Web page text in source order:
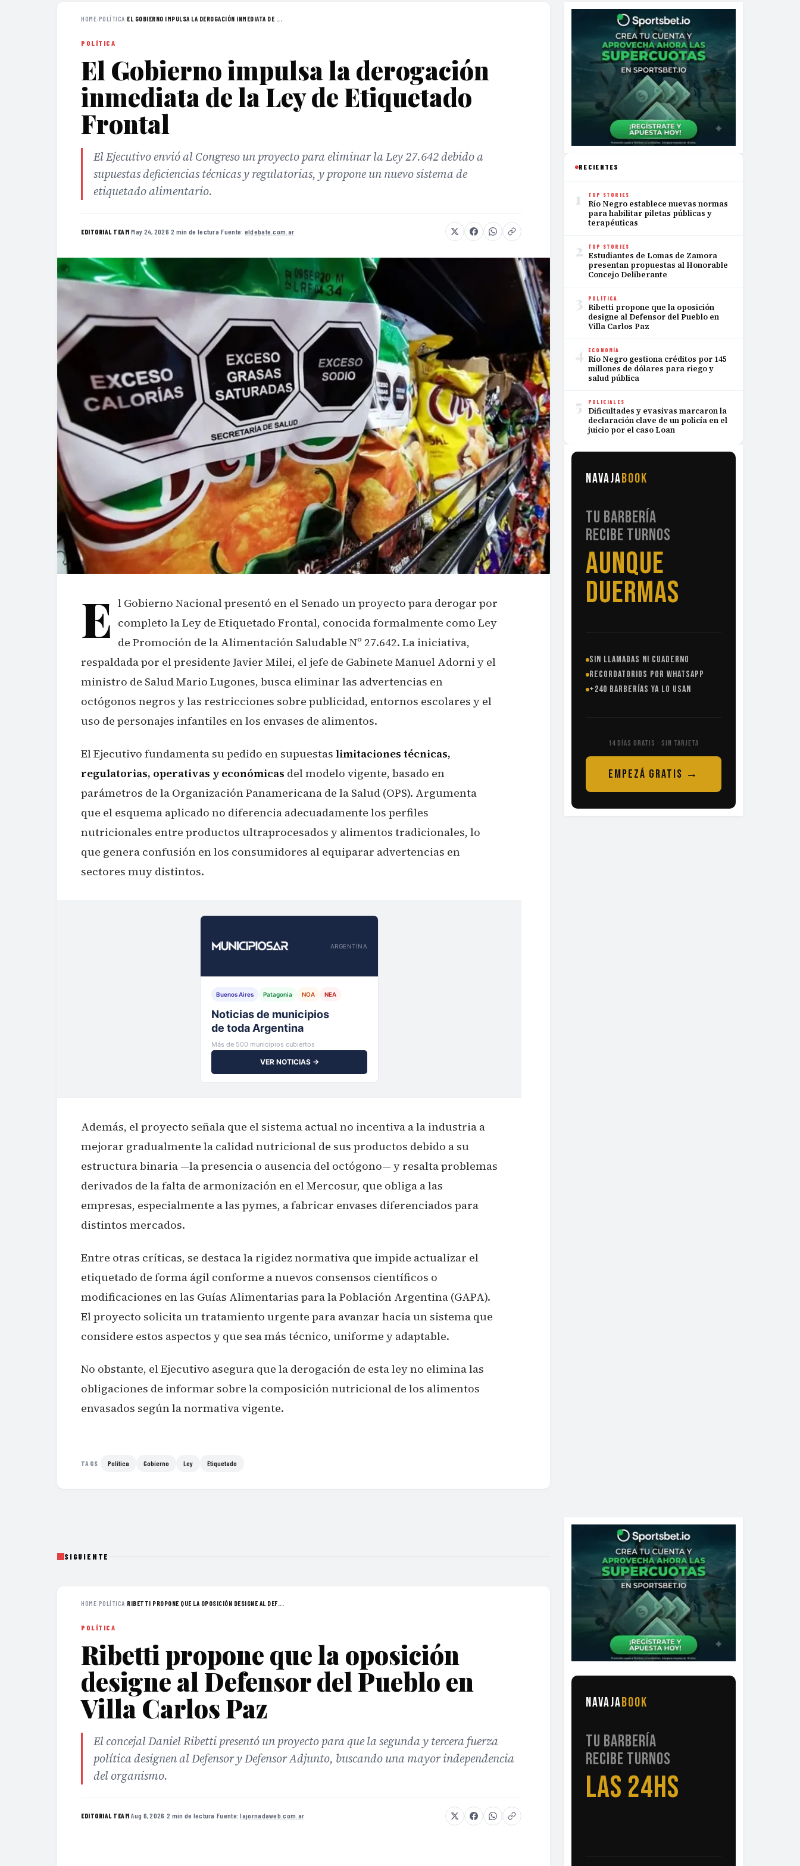
HOME›POLÍTICA›EL GOBIERNO IMPULSA LA DEROGACIÓN INMEDIATA DE ...
POLÍTICA
El Gobierno impulsa la derogación
inmediata de la Ley de Etiquetado
Frontal
El Ejecutivo envió al Congreso un proyecto para eliminar la Ley 27.642 debido a
supuestas deficiencias técnicas y regulatorias, y propone un nuevo sistema de
etiquetado alimentario.
EDITORIAL TEAM·May 24, 2026·2 min de lectura·Fuente: eldebate.com.ar
E l Gobierno Nacional presentó en el Senado un proyecto para derogar por
completo la Ley de Etiquetado Frontal, conocida formalmente como Ley
de Promoción de la Alimentación Saludable Nº 27.642. La iniciativa,
respaldada por el presidente Javier Milei, el jefe de Gabinete Manuel Adorni y el
ministro de Salud Mario Lugones, busca eliminar las advertencias en
octógonos negros y las restricciones sobre publicidad, entornos escolares y el
uso de personajes infantiles en los envases de alimentos.
El Ejecutivo fundamenta su pedido en supuestas limitaciones técnicas,
regulatorias, operativas y económicas del modelo vigente, basado en
parámetros de la Organización Panamericana de la Salud (OPS). Argumenta
que el esquema aplicado no diferencia adecuadamente los perfiles
nutricionales entre productos ultraprocesados y alimentos tradicionales, lo
que genera confusión en los consumidores al equiparar advertencias en
sectores muy distintos.
ARGENTINA
Buenos Aires Patagonia NOA NEA
Tu municipio,
al instante
Más de 500 municipios cubiertos
VER NOTICIAS →
Además, el proyecto señala que el sistema actual no incentiva a la industria a
mejorar gradualmente la calidad nutricional de sus productos debido a su
estructura binaria —la presencia o ausencia del octógono— y resalta problemas
derivados de la falta de armonización en el Mercosur, que obliga a las
empresas, especialmente a las pymes, a fabricar envases diferenciados para
distintos mercados.
Entre otras críticas, se destaca la rigidez normativa que impide actualizar el
etiquetado de forma ágil conforme a nuevos consensos científicos o
modificaciones en las Guías Alimentarias para la Población Argentina (GAPA).
El proyecto solicita un tratamiento urgente para avanzar hacia un sistema que
considere estos aspectos y que sea más técnico, uniforme y adaptable.
No obstante, el Ejecutivo asegura que la derogación de esta ley no elimina las
obligaciones de informar sobre la composición nutricional de los alimentos
envasados según la normativa vigente.
TAGS Política Gobierno Ley Etiquetado
RECIENTES
1 TOP STORIES
Río Negro establece nuevas normas
para habilitar piletas públicas y
terapéuticas
2 TOP STORIES
Estudiantes de Lomas de Zamora
presentan propuestas al Honorable
Concejo Deliberante
3 POLÍTICA
Ribetti propone que la oposición
designe al Defensor del Pueblo en
Villa Carlos Paz
4 ECONOMÍA
Río Negro gestiona créditos por 145
millones de dólares para riego y
salud pública
5 POLICIALES
Dificultades y evasivas marcaron la
declaración clave de un policía en el
juicio por el caso Loan
NAVAJABOOK
TU BARBERÍA
RECIBE TURNOS
SIN
LLAMADAS
SIN LLAMADAS NI CUADERNO
RECORDATORIOS POR WHATSAPP
+240 BARBERÍAS YA LO USAN
14 DÍAS GRATIS · SIN TARJETA
EMPEZÁ GRATIS →
SIGUIENTE
HOME›POLÍTICA›RIBETTI PROPONE QUE LA OPOSICIÓN DESIGNE AL DEF...
POLÍTICA
Ribetti propone que la oposición
designe al Defensor del Pueblo en
Villa Carlos Paz
El concejal Daniel Ribetti presentó un proyecto para que la segunda y tercera fuerza
política designen al Defensor y Defensor Adjunto, buscando una mayor independencia
del organismo.
EDITORIAL TEAM·Aug 6, 2026 ·2 min de lectura ·Fuente:lajornadaweb.com.ar
NAVAJABOOK
TU BARBERÍA
RECIBE TURNOS
LAS 24HS